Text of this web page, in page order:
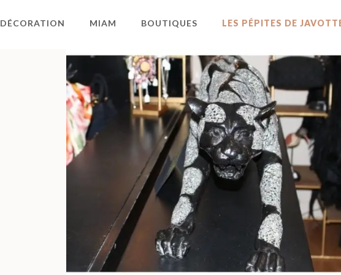
DÉCORATION MIAM BOUTIQUES LES PÉPITES DE